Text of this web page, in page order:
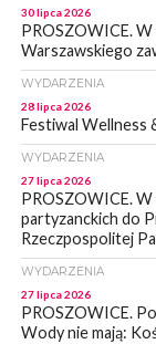
30 lipca 2026
PROSZOWICE.
Warszawskiego
WYDARZENIA
28 lipca 2026
Festiwal Wellness
WYDARZENIA
27 lipca 2026
PROSZOWICE.
partyzanckich do
Rzeczpospolitej
WYDARZENIA
27 lipca 2026
PROSZOWICE.
Wody nie mają: